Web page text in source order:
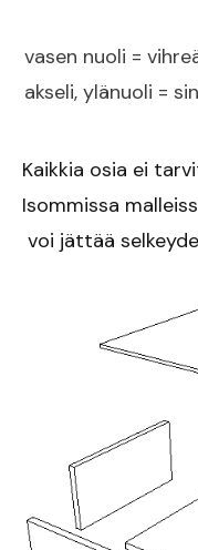
vasen nuoli =
akseli, ylänuoli =
Kaikkia osia ei
Isommissa
voi jättää